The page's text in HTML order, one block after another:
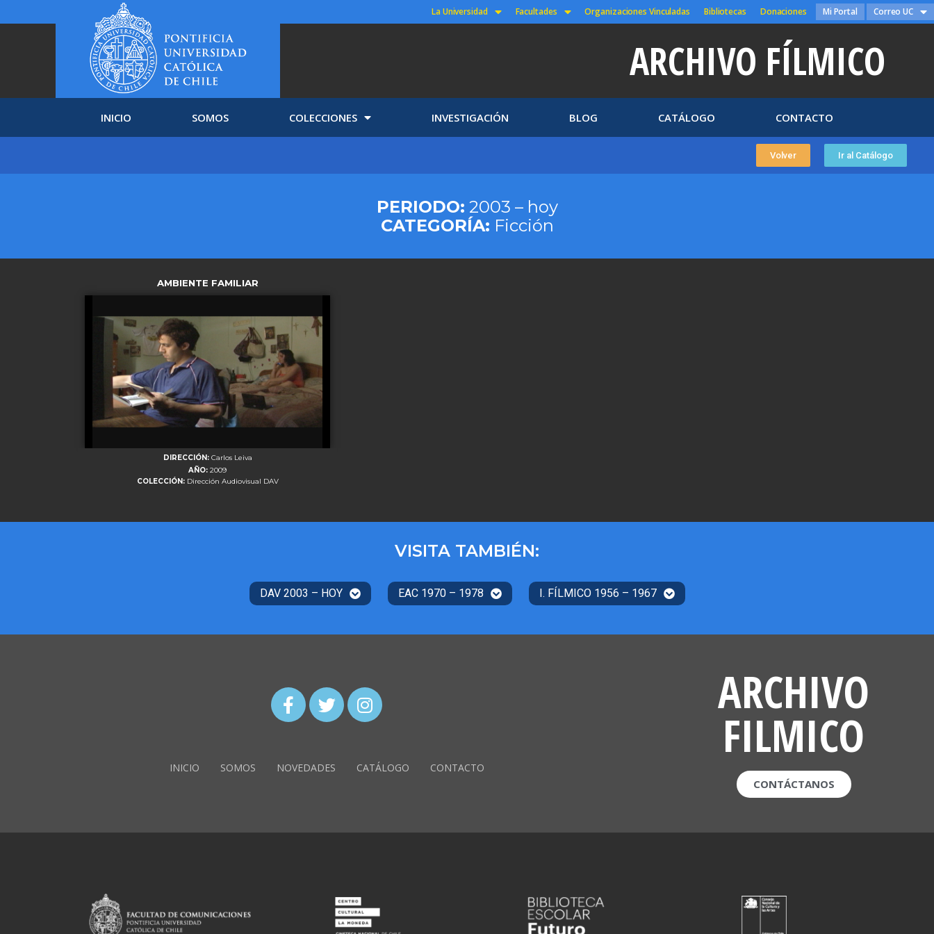
La Universidad Facultades Organizaciones Vinculadas Bibliotecas Donaciones Mi Portal Correo UC
ARCHIVO FÍLMICO
INICIO SOMOS COLECCIONES INVESTIGACIÓN BLOG CATÁLOGO CONTACTO
Volver Ir al Catálogo
PERIODO: 2003 – hoy
CATEGORÍA: Ficción
AMBIENTE FAMILIAR
DIRECCIÓN: Carlos Leiva
AÑO:2009
COLECCIÓN: Dirección Audiovisual DAV
VISITA TAMBIÉN:
DAV 2003 – HOY EAC 1970 – 1978 I. FÍLMICO 1956 – 1967
INICIO SOMOS NOVEDADES CATÁLOGO CONTACTO
ARCHIVO
FILMICO
CONTÁCTANOS